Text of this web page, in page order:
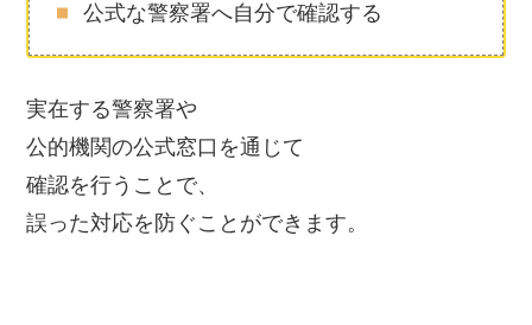
公式な警察署へ自分で確認する
実在する警察署や
公的機関の公式窓口を通じて
確認を行うことで、
誤った対応を防ぐことができます。